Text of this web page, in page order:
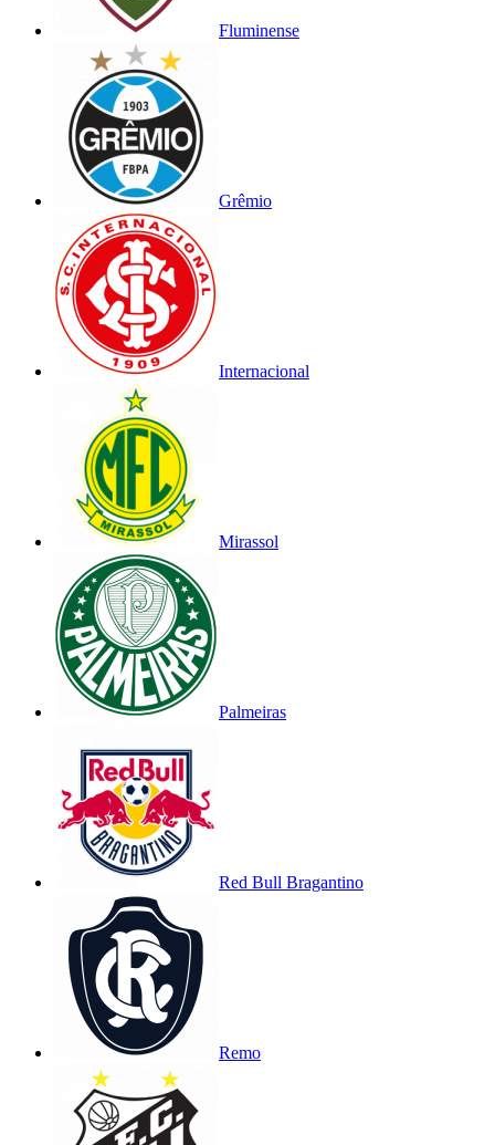
Fluminense
Grêmio
Internacional
Mirassol
Palmeiras
Red Bull Bragantino
Remo